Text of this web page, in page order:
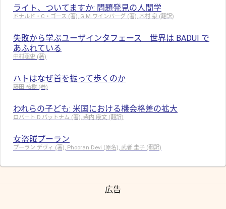
ライト、ついてますか: 問題発見の人間学
ドナルド・C・ゴース (著), G.M.ワインバーグ (著), 木村 泉 (翻訳)
失敗から学ぶユーザインタフェース 世界は BADUI で
あふれている
中村聡史 (著)
ハトはなぜ首を振って歩くのか
藤田 祐樹 (著)
われらの子ども: 米国における機会格差の拡大
ロバート D.パットナム (著), 柴内 康文 (翻訳)
女盗賊プーラン
プーラン デヴィ (著), Phooran Devi (原名), 武者 圭子 (翻訳)
広告